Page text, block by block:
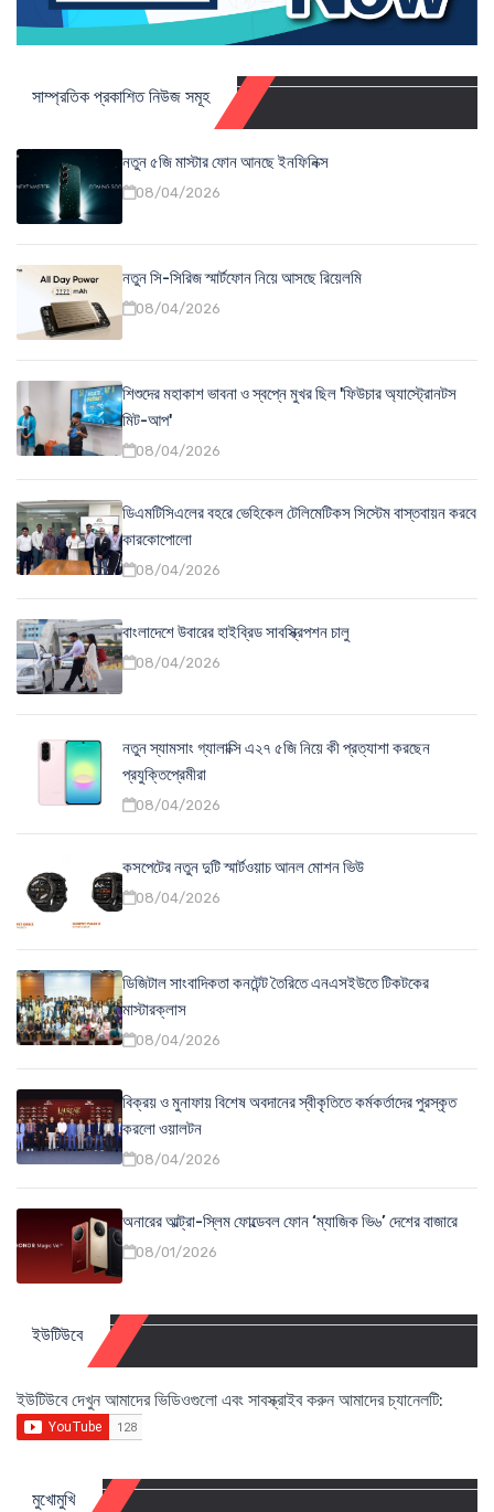
সাম্প্রতিক প্রকাশিত নিউজ সমূহ
নতুন ৫জি মাস্টার ফোন আনছে ইনফিনিক্স
08/04/2026
নতুন সি-সিরিজ স্মার্টফোন নিয়ে আসছে রিয়েলমি
08/04/2026
শিশুদের মহাকাশ ভাবনা ও স্বপ্নে মুখর ছিল 'ফিউচার অ্যাস্ট্রোনটস
মিট-আপ'
08/04/2026
ডিএমটিসিএলের বহরে ভেহিকেল টেলিমেটিকস সিস্টেম বাস্তবায়ন করবে
কারকোপোলো
08/04/2026
বাংলাদেশে উবারের হাইব্রিড সাবস্ক্রিপশন চালু
08/04/2026
নতুন স্যামসাং গ্যালাক্সি এ২৭ ৫জি নিয়ে কী প্রত্যাশা করছেন
প্রযুক্তিপ্রেমীরা
08/04/2026
কসপেটের নতুন দুটি স্মার্টওয়াচ আনল মোশন ভিউ
08/04/2026
ডিজিটাল সাংবাদিকতা কনটেন্ট তৈরিতে এনএসইউতে টিকটকের
মাস্টারক্লাস
08/04/2026
বিক্রয় ও মুনাফায় বিশেষ অবদানের স্বীকৃতিতে কর্মকর্তাদের পুরস্কৃত
করলো ওয়ালটন
08/04/2026
অনারের আল্ট্রা-স্লিম ফোল্ডেবল ফোন ‘ম্যাজিক ভি৬’ দেশের বাজারে
08/01/2026
ইউটিউবে
ইউটিউবে দেখুন আমাদের ভিডিওগুলো এবং সাবস্ক্রাইব করুন আমাদের চ্যানেলটি:
মুখোমুখি